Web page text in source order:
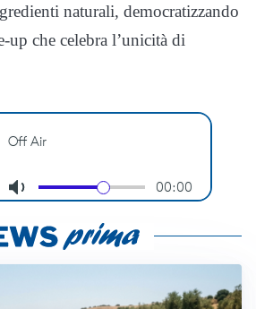
naturali, democratizzando
up che celebra l’unicità di